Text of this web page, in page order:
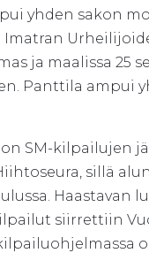
yhden sakon
Imatran
ja maalissa 25
Panttila ampui
SM-kilpailujen
sillä
Haastavan
siirrettiin